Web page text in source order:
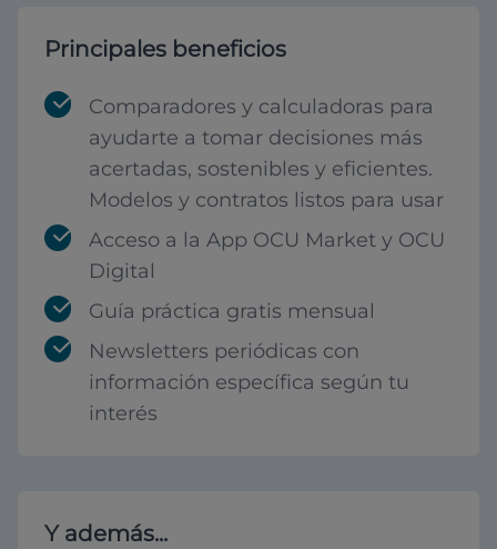
Principales beneficios
Comparadores y calculadoras para
ayudarte a tomar decisiones más
acertadas, sostenibles y eficientes.
Modelos y contratos listos para usar
Acceso a la App OCU Market y OCU
Digital
Guía práctica gratis mensual
Newsletters periódicas con
información específica según tu
interés
Y además...